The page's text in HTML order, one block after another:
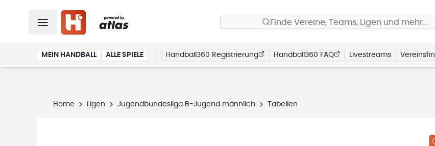
Finde Vereine, Teams, Ligen und mehr…
MEIN HANDBALL ALLE SPIELE Handball360 Registrierung Handball360 FAQ Livestreams
Home Ligen Jugendbundesliga B-Jugend männlich Tabellen